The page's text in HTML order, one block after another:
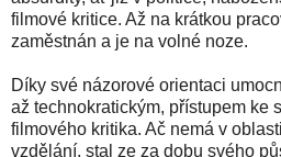
filmové kritice. Až na krátkou
zaměstnán a je na volné noze.
Díky své názorové orientaci
až technokratickým, přístupem ke
filmového kritika. Ač nemá v
vzdělání, stal ze za dobu svého